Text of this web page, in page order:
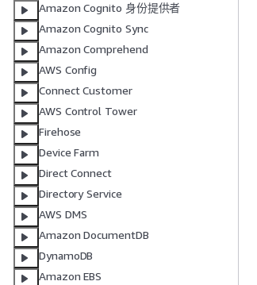
Amazon Cognito 身份提供者
Amazon Cognito Sync
Amazon Comprehend
AWS Config
Connect Customer
AWS Control Tower
Firehose
Device Farm
Direct Connect
Directory Service
AWS DMS
Amazon DocumentDB
DynamoDB
Amazon EBS